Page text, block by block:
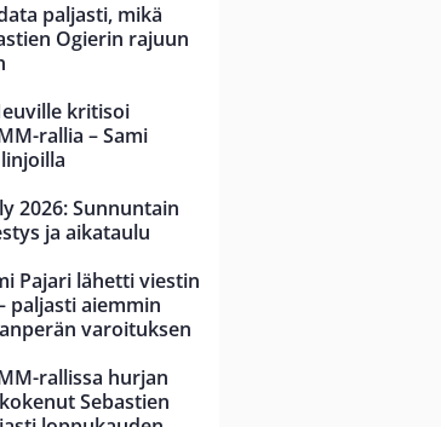
paljasti, mikä
Ogierin rajuun
kritisoi
rallia – Sami
2026: Sunnuntain
ja aikataulu
Pajari lähetti viestin
paljasti aiemmin
varoituksen
rallissa hurjan
Sebastien